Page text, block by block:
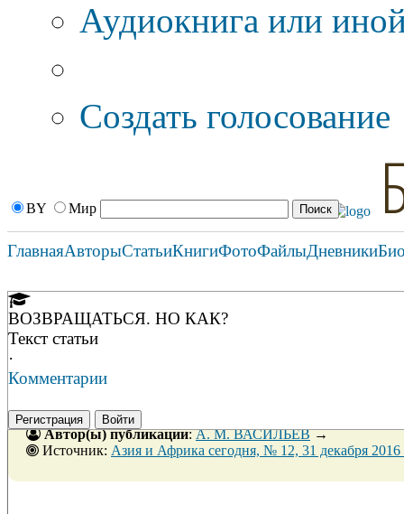
Аудиокнига или
Создать голосование
BY Мир
ГлавнаяАвторыСтатьиКнигиФотоФайлыДневники
ВОЗВРАЩАТЬСЯ. НО КАК?
Текст статьи
·
Комментарии
Регистрация Войти
Автор(ы) публикации:А. М. ВАСИЛЬЕВ→
Источник: Азия и Африка сегодня, № 12, 31 декабря